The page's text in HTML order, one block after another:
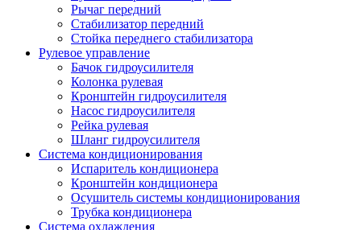
Рычаг передний
Стабилизатор передний
Стойка переднего стабилизатора
Рулевое управление
Бачок гидроусилителя
Колонка рулевая
Кронштейн гидроусилителя
Насос гидроусилителя
Рейка рулевая
Шланг гидроусилителя
Система кондиционирования
Испаритель кондиционера
Кронштейн кондиционера
Осушитель системы кондиционирования
Трубка кондиционера
Система охлаждения